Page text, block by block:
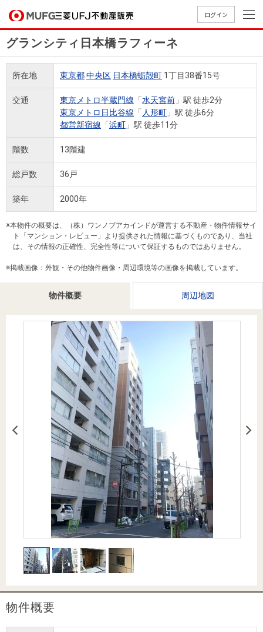
ログイン
買いたいTOP
中古
マン
ショ
ンを
探す
新
中古
一戸
建て
を探
す
投
資
用
物
件
を
探
す
事業
用物
購入向け
サービス
住宅ロー
ンシミュ
レーショ
ン
住まい1プ
ラス（お
役立ちコ
ラム）
住まいと
暮らしの
税金の本
（電子ブ
ック）
購入ガイ
ド
売りたいTOP
無
査
定
売
相
談
AI
時手
取り
金額
試算
売却向け
サービス
周辺相場
検索
住まい1プ
ラス（お
役立ちコ
ラム）
住まいと
暮らしの
税金の本
（電子ブ
ック）
売却ガイ
ド
店舗案内TOP
店舗のご
案内（首
都圏）
店舗のご
古屋）
店舗のご
西）
会社情報TOP
ごあいさ
つ
会社概
MUFG
経営ビジ
ョン
組織図
役員一
覧
リリース
会社案内
（電子ブ
ック版）
採用情報TOP
新卒採用
情報
キャリア
買いたい
売りたい
会社情報
法人のお客さま
会員ページ
グランシティ日本橋ラフィーネ
物件概要 周辺地図
所在地 東京都中央区 日本橋蛎殻町 1丁目38番15号
交通 東京メトロ半蔵門線 「水天宮前 」駅 徒歩2分
東京メトロ日比谷線 「 人形町 」駅 徒歩6分
都営新宿線 「浜町 」駅 徒歩11分
階数 13階建
総戸数 36戸
築年 2000年
※本物件の概要は、（株）ワンノブアカインドが運営する不動産・物件情報サイ
ト「マンション・レビュー」より提供された情報に基づくものであり、当社
は、その情報の正確性、完全性等について保証するものではありません。
※掲載画像：外観・その他物件画像・周辺環境等の画像を掲載しています。
物件概要